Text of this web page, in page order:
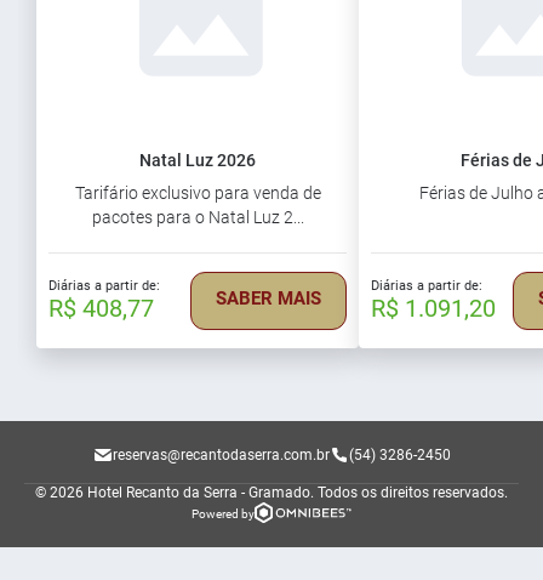
Natal Luz 2026
Tarifário exclusivo para venda de
pacotes para o Natal Luz 2...
Diárias a partir de:
R$ 408,77 SABER MAIS
Férias de
Férias de Julho
Diárias a partir de:
R$ 1.091,20
reservas@recantodaserra.com.br (54) 3286-2450
© 2026 Hotel Recanto da Serra - Gramado. Todos os direitos reservados.
Powered by